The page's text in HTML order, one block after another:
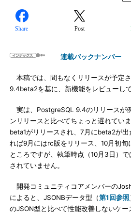
Share Post
連載バックナンバー
本稿では、間もなくリリースが予定
9.4beta2を基に、新機能をレビューして
実は、PostgreSQL 9.4のリリースが
ンリリースと比べてちょっと遅れてい
beta1がリリースされ、7月にbeta2が
れば9月にはrc版をリリース、10月初旬
ところですが、執筆時点（10月3日）
されていません。
開発コミュニティコアメンバーの
によると、JSONBデータ型（第1回参照
のJSON型と比べて性能改善しないケ